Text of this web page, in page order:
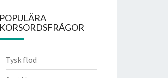
POPULÄRA
KORSORDSFRÅGOR
Tysk flod